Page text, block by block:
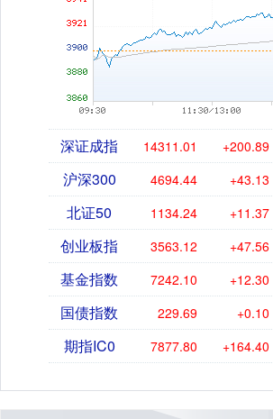
深证成指 14311.01 +200.89
沪深300 4694.44 +43.13
北证50 1134.24 +11.37
创业板指 3563.12 +47.56
基金指数 7242.10 +12.30
国债指数 229.69 +0.10
期指IC0 7877.80 +164.40